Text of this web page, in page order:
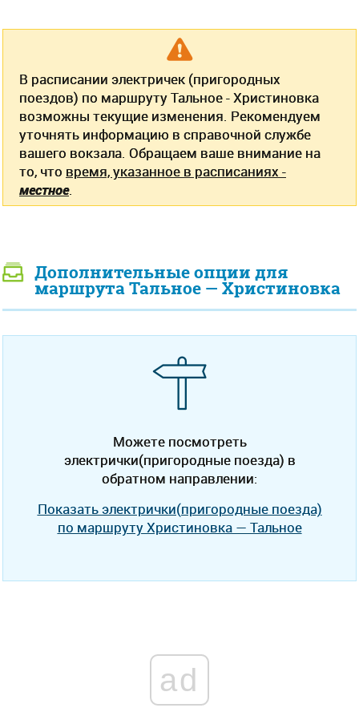
В расписании электричек (пригородных
поездов) по маршруту Тальное - Христиновка
возможны текущие изменения. Рекомендуем
уточнять информацию в справочной службе
вашего вокзала. Обращаем ваше внимание на
то, что время, указанное в расписаниях -
местное.
Дополнительные опции для
маршрута Тальное — Христиновка
Можете посмотреть
электрички(пригородные поезда) в
обратном направлении:
Показать электрички(пригородные поезда)
по маршруту Христиновка — Тальное
ad